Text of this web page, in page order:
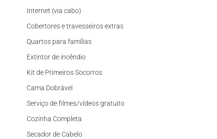
Internet (via cabo)
Cobertores e travesseiros extras
Quartos para famílias
Extintor de incêndio
Kit de Primeiros Socorros
Cama Dobrável
Serviço de filmes/vídeos gratuito
Cozinha Completa
Secador de Cabelo